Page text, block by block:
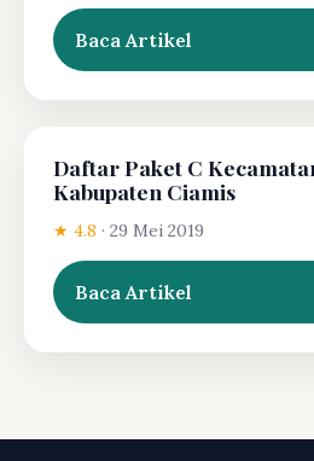
Baca Artikel
Daftar Paket C
Kabupaten Ciamis
★ 4.8 · 29 Mei 2019
Baca Artikel